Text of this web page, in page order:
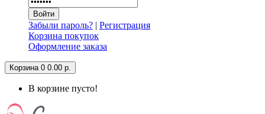
Забыли пароль? | Регистрация
Корзина покупок
Оформление заказа
Корзина 0 0.00 р.
В корзине пусто!